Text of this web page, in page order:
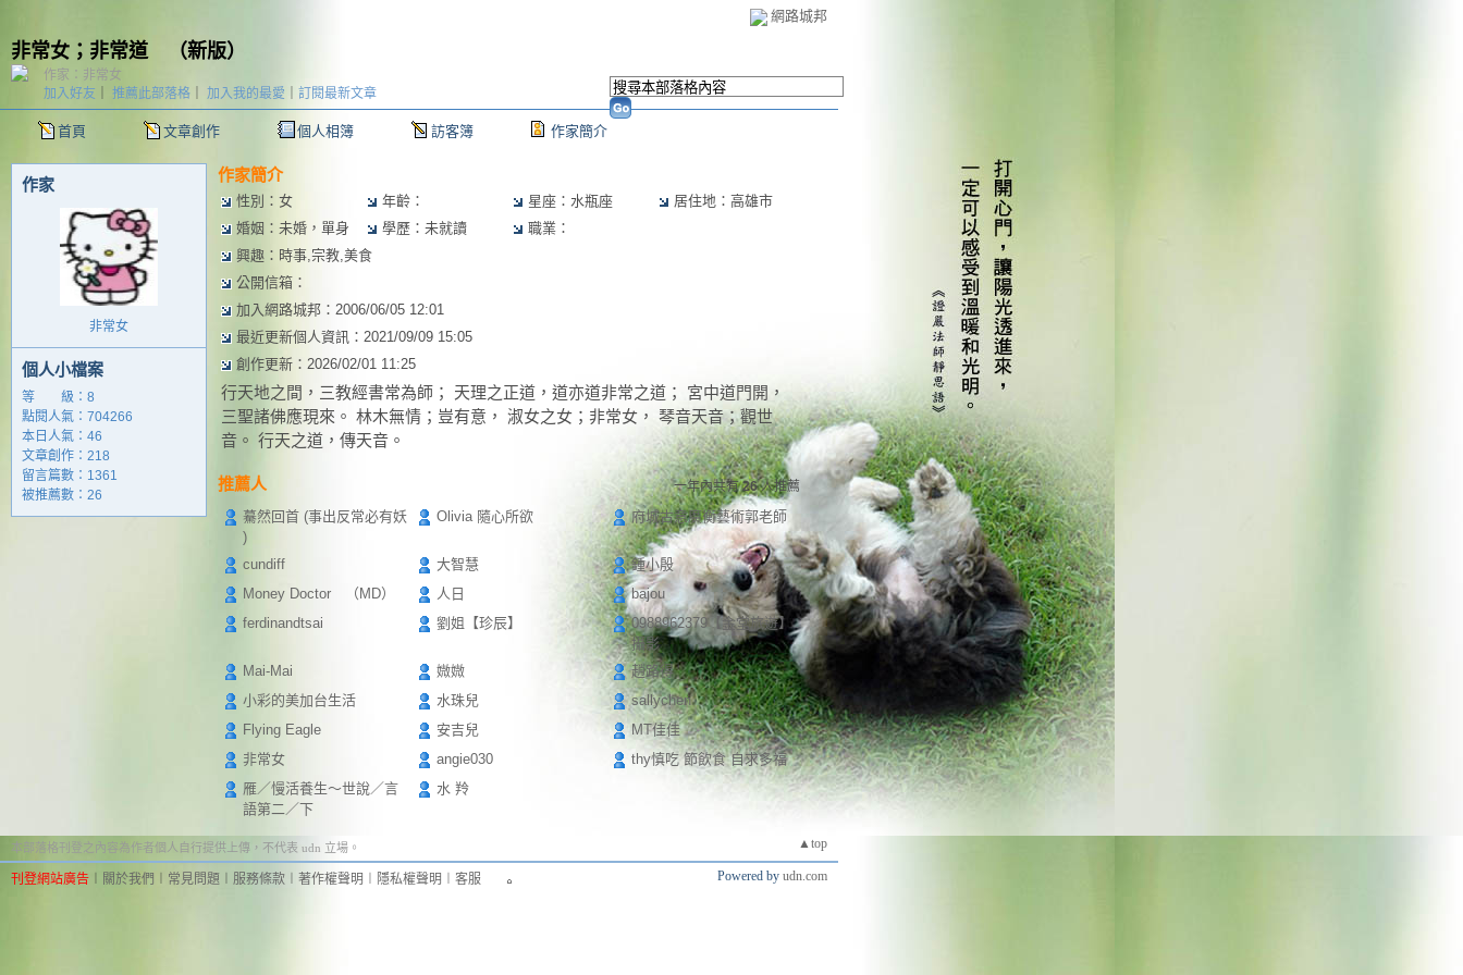
網路城邦
非常女；非常道（新版）
首頁 文章創作 個人相簿 訪客簿 作家簡介
加入好友 推薦此部落格 加入我的最愛 訂閱最新文章
作家：非常女
作家
非常女
個人小檔案
等 級：8
點閱人氣：704266
本日人氣：46
文章創作：218
留言篇數：1361
被推薦數： 26
作家簡介
性別：女 年齡： 星座：水瓶座
居住地：高雄市
婚姻：未婚，單身
學歷：未就讀
職業：
興趣：時事,宗教,美食
公開信箱：
加入網路城邦：2006/06/05 12:01
最近更新個人資訊：2021/09/09 15:05
創作更新：2026/02/01 11:25
行天地之間，三教經書常為師； 天理之正道，道亦道非常之道； 宮中道門開，
三聖諸佛應現來。 林木無情；豈有意， 淑女之女；非常女， 琴音天音；觀世
音。 行天之道，傳天音。
推薦人 一年內共有26人推薦
驀然回首 (事出反常必有妖
)
Olivia 隨心所欲 府城古意廣衡藝術郭老師
cundiff 大智慧
鍾小殷
Money Doctor （MD）
人日
bajou
ferdinandtsai
劉姐【珍辰】
0988962379【金堂旅遊】
攝影
Mai-Mai
媺媺
趙路得
小彩的美加台生活
水珠兒
sallychen
Flying Eagle
安吉兒
MT佳佳
非常女
angie030
thy慎吃 節飲食 自求多福
雁／慢活養生～世說／言
語第二／下
水 羚
▲top
本部落格刊登之內容為作者個人自行提供上傳，不代表 udn 立場。
刊登網站廣告 關於我們 常見問題 服務條款 著作權聲明 隱私權聲明 客服 Powered by udn.com